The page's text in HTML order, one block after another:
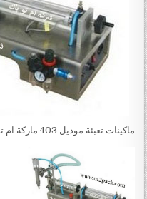
ماكينات تعبئة موديل 403 ماركة ام تو باك